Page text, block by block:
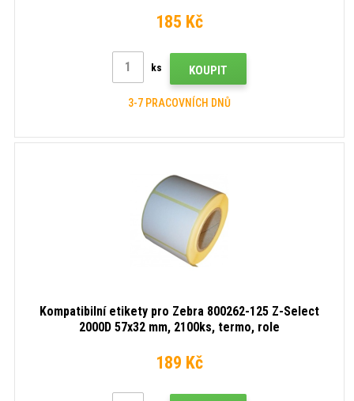
185 Kč
ks KOUPIT
3-7 PRACOVNÍCH DNŮ
Kompatibilní etikety pro Zebra 800262-125 Z-Select
2000D 57x32 mm, 2100ks, termo, role
189 Kč